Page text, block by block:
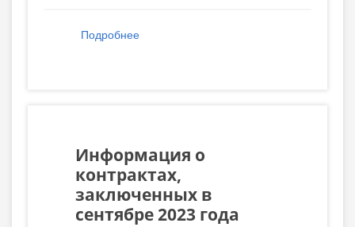
Подробнее
Информация о
контрактах,
заключенных в
сентябре 2023 года